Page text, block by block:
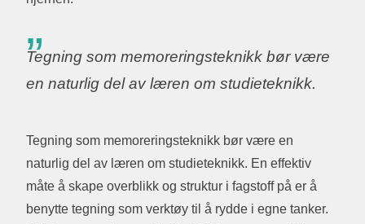
Tegning som memoreringsteknikk bør være
en naturlig del av læren om studieteknikk.
Tegning som memoreringsteknikk bør være en
naturlig del av læren om studieteknikk. En effektiv
måte å skape overblikk og struktur i fagstoff på er å
benytte tegning som verktøy til å rydde i egne tanker.